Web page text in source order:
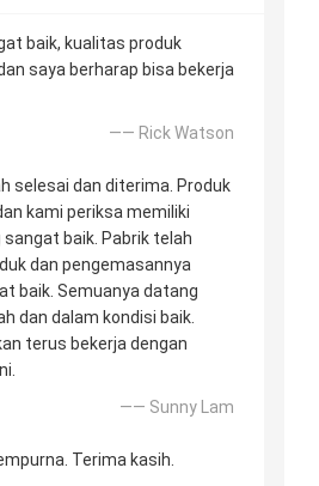
baik, kualitas produk
saya berharap bisa bekerja
—— Rick Watson
selesai dan diterima. Produk
kami periksa memiliki
sangat baik. Pabrik telah
dan pengemasannya
baik. Semuanya datang
dan dalam kondisi baik.
terus bekerja dengan
—— Sunny Lam
Terima kasih.